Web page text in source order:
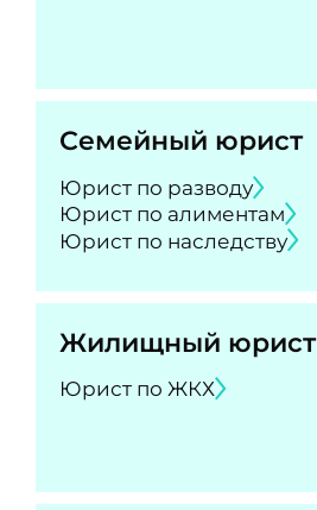
Семейный юрист
Юрист по разводу
Юрист по алиментам
Юрист по наследству
Жилищный юрист
Юрист по ЖКХ